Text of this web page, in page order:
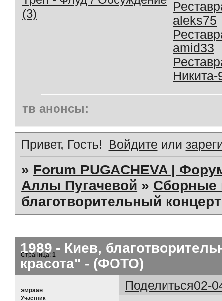
(3)
aleks75
amid33
Никита-
тв анонсы:
Привет, Гость! Войдите или
» Forum PUGACHEVA |
Аллы Пугачевой » Сборные
благотворительный
1989 - Киев,
красота" - (ФОТО)
Страница:1
Поделиться02-
эмраан
Участник